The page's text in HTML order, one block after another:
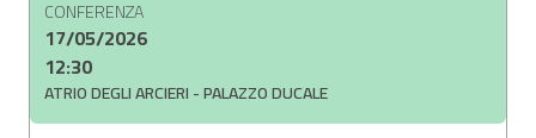
CONFERENZA
17/05/2026
12:30
ATRIO DEGLI ARCIERI - PALAZZO DUCALE